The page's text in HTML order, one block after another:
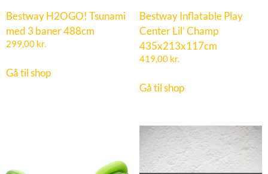
Bestway H2OGO! Tsunami
med 3 baner 488cm
299,00 kr.
Gå til shop
Bestway Inflatable Play
Center Lil’ Champ
435x213x117cm
419,00 kr.
Gå til shop